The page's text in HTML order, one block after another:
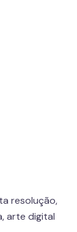
resolução,
arte digital